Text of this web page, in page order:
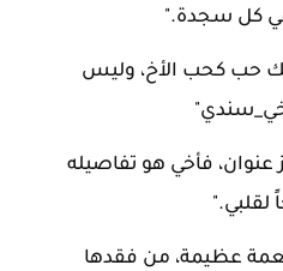
في كل سجدة."
حب كحب الأخ، وليس
عنوان، فأخي هو تفاصيله
لقلبي."
عظيمة، من فقدها